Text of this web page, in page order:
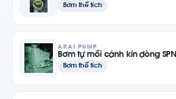
Bơm thể tích
ARAI PUMP
Bơm tự mồi cánh kín dòng SPN
Bơm thể tích